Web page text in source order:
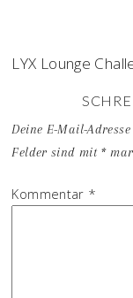
LYX Lounge
Deine E-Mail-
Felder sind mit *
Kommentar *